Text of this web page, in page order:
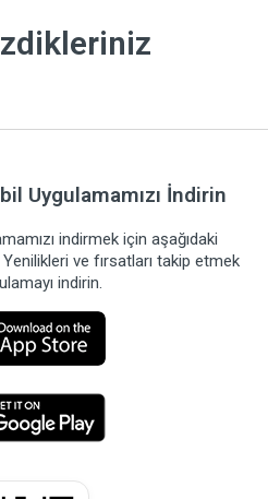
Uygulamamızı İndirin
indirmek için aşağıdaki
ve fırsatları takip etmek
indirin.